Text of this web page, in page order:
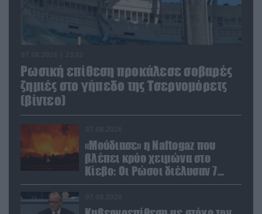
Ρωσική επίθεση προκάλεσε σοβαρές
ζημιές στο γήπεδο της Τσερνομόρετς
(βίντεο)
«Μούδιασε» η Naftogaz που
βλέπει κρύο χειμώνα στο
Κίεβο: Οι Ρώσοι διέλυσαν 7
εγκαταστάσεις του ουκρανικού